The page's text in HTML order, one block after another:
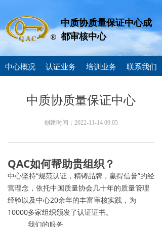
中质协质量保证中心成
都审核中心
中心概况 认证业务 培训业务 联系我们
中质协质量保证中心
创建时间： 2022-11-14 09:05
QAC如何帮助贵组织？
中心坚持“规范认证，精铸品牌，赢得信誉”的经
营理念，依托中国质量协会几十年的质量管理
经验以及中心20余年的丰富审核实践，为
10000多家组织颁发了认证证书。
我们的服务